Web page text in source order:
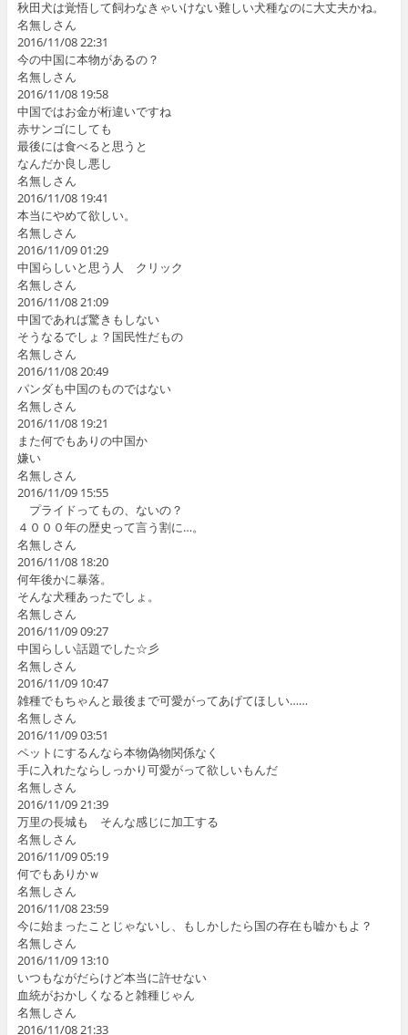
秋田犬は覚悟して飼わなきゃいけない難しい犬種なのに大丈夫かね。
名無しさん
2016/11/08 22:31
今の中国に本物があるの？
名無しさん
2016/11/08 19:58
中国ではお金が桁違いですね
赤サンゴにしても
最後には食べると思うと
なんだか良し悪し
名無しさん
2016/11/08 19:41
本当にやめて欲しい。
名無しさん
2016/11/09 01:29
中国らしいと思う人 クリック
名無しさん
2016/11/08 21:09
中国であれば驚きもしない
そうなるでしょ？国民性だもの
名無しさん
2016/11/08 20:49
パンダも中国のものではない
名無しさん
2016/11/08 19:21
また何でもありの中国か
嫌い
名無しさん
2016/11/09 15:55
プライドってもの、ないの？
４０００年の歴史って言う割に…。
名無しさん
2016/11/08 18:20
何年後かに暴落。
そんな犬種あったでしょ。
名無しさん
2016/11/09 09:27
中国らしい話題でした☆彡
名無しさん
2016/11/09 10:47
雑種でもちゃんと最後まで可愛がってあげてほしい……
名無しさん
2016/11/09 03:51
ペットにするんなら本物偽物関係なく
手に入れたならしっかり可愛がって欲しいもんだ
名無しさん
2016/11/09 21:39
万里の長城も そんな感じに加工する
名無しさん
2016/11/09 05:19
何でもありかｗ
名無しさん
2016/11/08 23:59
今に始まったことじゃないし、もしかしたら国の存在も嘘かもよ？
名無しさん
2016/11/09 13:10
いつもながだらけど本当に許せない
血統がおかしくなると雑種じゃん
名無しさん
2016/11/08 21:33